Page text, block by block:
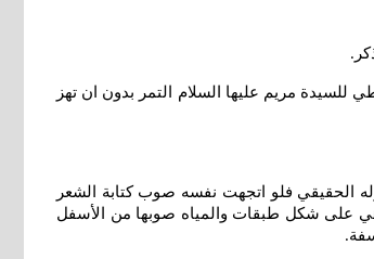
.
مريم عليها السلام التمر بدون ان تهز
الحقيقي فلو اتجهت نفسه صوب كتابة الشعر
وهي على شكل طبقات والمياه صوبها من الأسفل
.